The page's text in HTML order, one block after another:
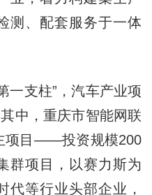
测、配套服务于一体
支柱”，汽车产业项
中，重庆市智能网联
项目——投资规模200
群项目，以赛力斯为
代等行业头部企业，